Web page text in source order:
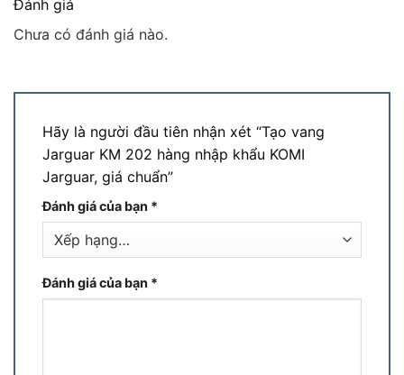
Đánh giá
Chưa có đánh giá nào.
Hãy là người đầu tiên nhận xét “Tạo vang
Jarguar KM 202 hàng nhập khẩu KOMI
Jarguar, giá chuẩn”
Đánh giá của bạn *
Đánh giá của bạn *